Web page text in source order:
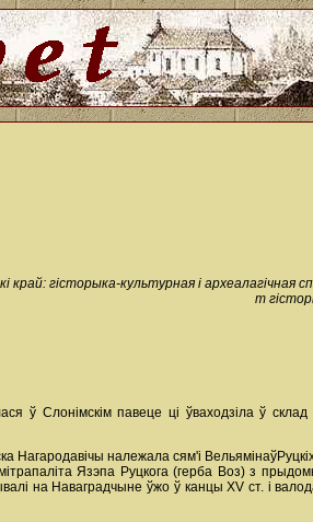
гісторыка-культурная і археалагічная
т
Слонімскім павеце ці ўваходзіла ў склад
Нагародавічы належала сям'і
Язэпа Руцкога (герба Воз) з
на Наваградчыне ўжо ў канцы XV ст. і